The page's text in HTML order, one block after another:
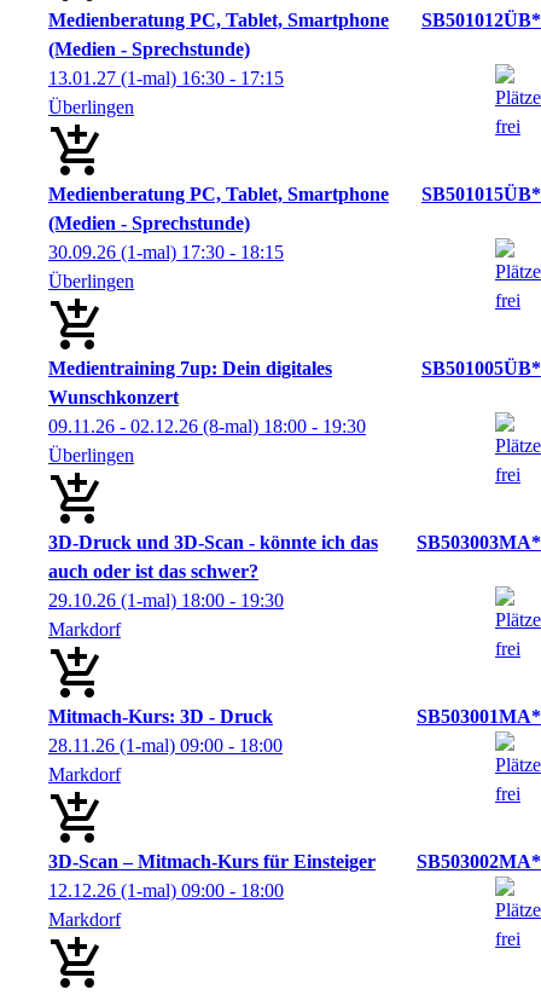
Medienberatung PC, Tablet, Smartphone
(Medien - Sprechstunde)
SB501012ÜB*
13.01.27 (1-mal) 16:30 - 17:15
Überlingen
Medienberatung PC, Tablet, Smartphone
(Medien - Sprechstunde)
SB501015ÜB*
30.09.26 (1-mal) 17:30 - 18:15
Überlingen
Medientraining 7up: Dein digitales
Wunschkonzert
SB501005ÜB*
09.11.26 - 02.12.26 (8-mal) 18:00 - 19:30
Überlingen
3D-Druck und 3D-Scan - könnte ich das
auch oder ist das schwer?
SB503003MA*
29.10.26 (1-mal) 18:00 - 19:30
Markdorf
Mitmach-Kurs: 3D - Druck
SB503001MA*
28.11.26 (1-mal) 09:00 - 18:00
Markdorf
3D-Scan – Mitmach-Kurs für Einsteiger
SB503002MA*
12.12.26 (1-mal) 09:00 - 18:00
Markdorf